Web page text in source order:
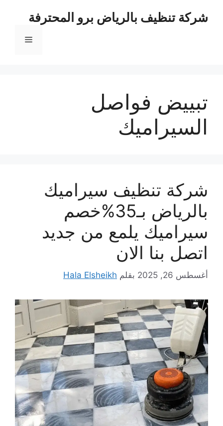
شركة تنظيف بالرياض برو المحترفة
القائمة
تبييض فواصل
السيراميك
شركة تنظيف سيراميك
بالرياض بـ35%خصم
سيراميك يلمع من جديد
اتصل بنا الان
أغسطس 26, 2025 بقلم Hala Elsheikh